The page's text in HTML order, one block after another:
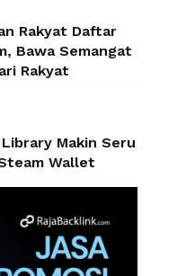
Rakyat Daftar
Bawa Semangat
Rakyat
Makin Seru
Wallet